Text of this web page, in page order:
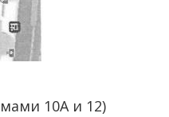
10А и 12)